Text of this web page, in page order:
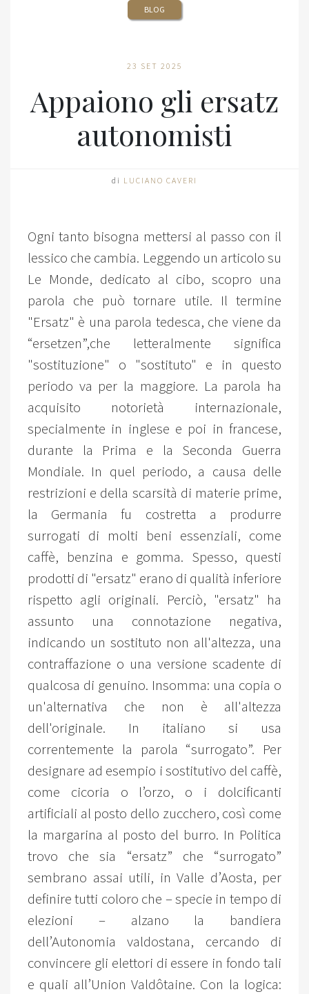
BLOG
23 SET 2025
Appaiono gli ersatz
autonomisti
di LUCIANO CAVERI
Ogni tanto bisogna mettersi al passo con il
lessico che cambia. Leggendo un articolo su
Le Monde, dedicato al cibo, scopro una
parola che può tornare utile. Il termine
"Ersatz" è una parola tedesca, che viene da
“ersetzen”,che letteralmente significa
"sostituzione" o "sostituto" e in questo
periodo va per la maggiore. La parola ha
acquisito notorietà internazionale,
specialmente in inglese e poi in francese,
durante la Prima e la Seconda Guerra
Mondiale. In quel periodo, a causa delle
restrizioni e della scarsità di materie prime,
la Germania fu costretta a produrre
surrogati di molti beni essenziali, come
caffè, benzina e gomma. Spesso, questi
prodotti di "ersatz" erano di qualità inferiore
rispetto agli originali. Perciò, "ersatz" ha
assunto una connotazione negativa,
indicando un sostituto non all'altezza, una
contraffazione o una versione scadente di
qualcosa di genuino. Insomma: una copia o
un'alternativa che non è all'altezza
dell'originale. In italiano si usa
correntemente la parola “surrogato”. Per
designare ad esempio i sostitutivo del caffè,
come cicoria o l’orzo, o i dolcificanti
artificiali al posto dello zucchero, così come
la margarina al posto del burro. In Politica
trovo che sia “ersatz” che “surrogato”
sembrano assai utili, in Valle d’Aosta, per
definire tutti coloro che – specie in tempo di
elezioni – alzano la bandiera
dell’Autonomia valdostana, cercando di
convincere gli elettori di essere in fondo tali
e quali all’Union Valdôtaine. Con la logica: